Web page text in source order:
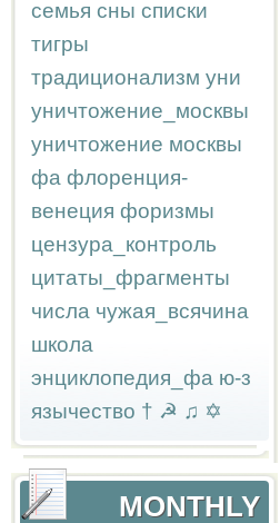
семья сны списки
тигры
традиционализм уни
уничтожение_москвы
уничтожение москвы
фа флоренция-
венеция форизмы
цензура_контроль
цитаты_фрагменты
числа чужая_всячина
школа
энциклопедия_фа ю-з
язычество † ☭ ♫ ✡
MONTHLY